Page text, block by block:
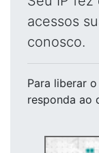
acessos
conosco.
Para liberar
responda ao